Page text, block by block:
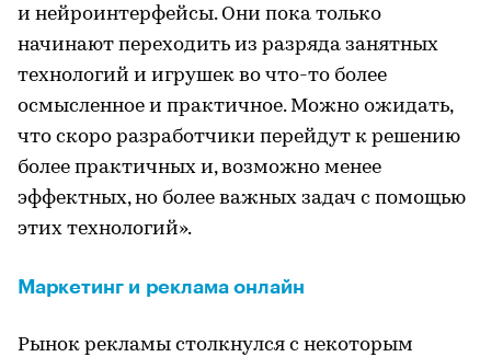
и нейроинтерфейсы. Они пока только
начинают переходить из разряда занятных
технологий и игрушек во что-то более
осмысленное и практичное. Можно ожидать,
что скоро разработчики перейдут к решению
более практичных и, возможно менее
эффектных, но более важных задач с помощью
этих технологий».
Маркетинг и реклама онлайн
Рынок рекламы столкнулся с некоторым